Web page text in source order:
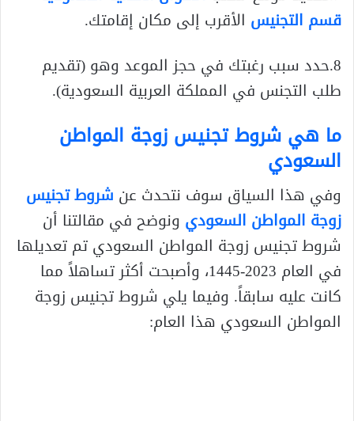
قسم التجنيس الأقرب إلى مكان إقامتك.
8.حدد سبب رغبتك في حجز الموعد وهو (تقديم
طلب التجنس في المملكة العربية السعودية).
ما هي شروط تجنيس زوجة المواطن
السعودي
وفي هذا السياق سوف نتحدث عن شروط تجنيس
زوجة المواطن السعودي ونوضح في مقالتنا أن
شروط تجنيس زوجة المواطن السعودي تم تعديلها
في العام 2023-1445، وأصبحت أكثر تساهلاً مما
كانت عليه سابقاً. وفيما يلي شروط تجنيس زوجة
المواطن السعودي هذا العام: